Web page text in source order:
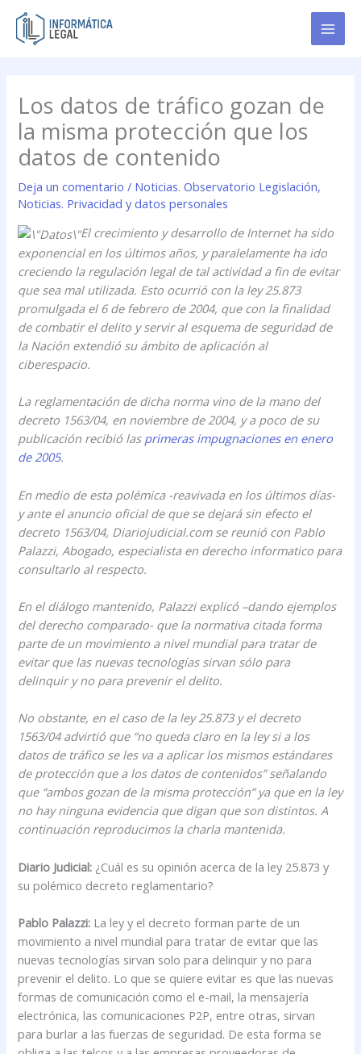
contenido
Los datos de tráfico gozan de
la misma protección que los
datos de contenido
Deja un comentario / Noticias. Observatorio Legislación,
Noticias. Privacidad y datos personales
El crecimiento y desarrollo de Internet ha sido
exponencial en los últimos años, y paralelamente ha ido
creciendo la regulación legal de tal actividad a fin de evitar
que sea mal utilizada. Esto ocurrió con la ley 25.873
promulgada el 6 de febrero de 2004, que con la finalidad
de combatir el delito y servir al esquema de seguridad de
la Nación extendió su ámbito de aplicación al
ciberespacio.
La reglamentación de dicha norma vino de la mano del
decreto 1563/04, en noviembre de 2004, y a poco de su
publicación recibió las primeras impugnaciones en enero
de 2005.
En medio de esta polémica -reavivada en los últimos días-
y ante el anuncio oficial de que se dejará sin efecto el
decreto 1563/04, Diariojudicial.com se reunió con Pablo
Palazzi, Abogado, especialista en derecho informatico para
consultarlo al respecto.
En el diálogo mantenido, Palazzi explicó –dando ejemplos
del derecho comparado- que la normativa citada forma
parte de un movimiento a nivel mundial para tratar de
evitar que las nuevas tecnologías sirvan sólo para
delinquir y no para prevenir el delito.
No obstante, en el caso de la ley 25.873 y el decreto
1563/04 advirtió que “no queda claro en la ley si a los
datos de tráfico se les va a aplicar los mismos estándares
de protección que a los datos de contenidos” señalando
que “ambos gozan de la misma protección” ya que en la ley
no hay ninguna evidencia que digan que son distintos. A
continuación reproducimos la charla mantenida.
Diario Judicial: ¿Cuál es su opinión acerca de la ley 25.873 y
su polémico decreto reglamentario?
Pablo Palazzi: La ley y el decreto forman parte de un
movimiento a nivel mundial para tratar de evitar que las
nuevas tecnologías sirvan solo para delinquir y no para
prevenir el delito. Lo que se quiere evitar es que las nuevas
formas de comunicación como el e-mail, la mensajería
electrónica, las comunicaciones P2P, entre otras, sirvan
para burlar a las fuerzas de seguridad. De esta forma se